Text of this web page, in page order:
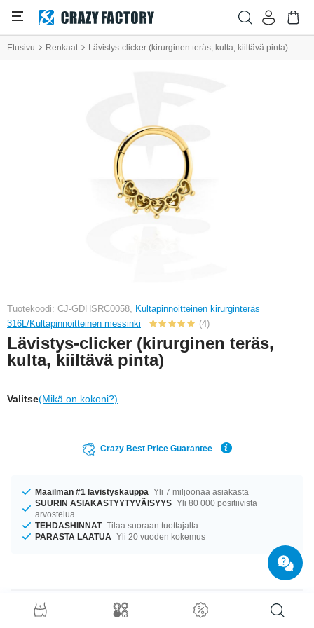
Etusivu Renkaat Lävistys-clicker (kirurginen teräs, kulta, kiiltävä pinta)
Tuotekoodi: CJ-GDHSRC0058, Kultapinnoitteinen kirurginteräs
316L/Kultapinnoitteinen messinki
(4)
Lävistys-clicker (kirurginen teräs,
kulta, kiiltävä pinta)
Valitse(Mikä on kokoni?)
Crazy Best Price Guarantee
Maailman #1 lävistyskauppa Yli 7 miljoonaa asiakasta
SUURIN ASIAKASTYYTYVÄISYYS Yli 80 000 positiivista
arvostelua
TEHDASHINNAT Tilaa suoraan tuottajalta
PARASTA LAATUA Yli 20 vuoden kokemus
Tuotetiedot